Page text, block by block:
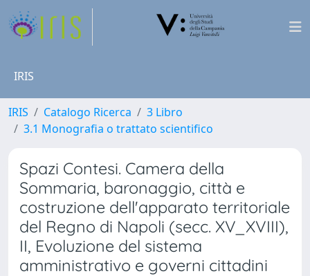
IRIS
IRIS Catalogo Ricerca
3 Libro
3.1 Monografia o trattato scientifico
Spazi Contesi. Camera della
Sommaria, baronaggio, città e
costruzione dell'apparato territoriale
del Regno di Napoli (secc. XV_XVIII),
II, Evoluzione del sistema
amministrativo e governi cittadini